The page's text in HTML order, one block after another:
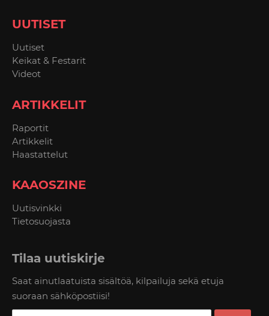
UUTISET
Uutiset
Keikat & Festarit
Videot
ARTIKKELIT
Raportit
Artikkelit
Haastattelut
KAAOSZINE
Uutisvinkki
Tietosuojasta
Tilaa uutiskirje
Saat ainutlaatuista sisältöä, kilpailuja sekä etuja
suoraan sähköpostiisi!